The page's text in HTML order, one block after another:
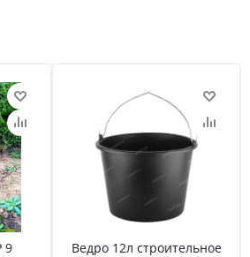
9 Ведро 12л строительное